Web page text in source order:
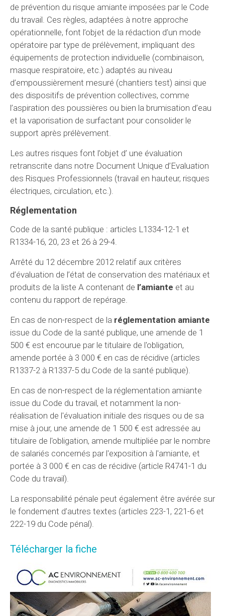
de prévention du risque amiante imposées par le Code
du travail. Ces règles, adaptées à notre approche
opérationnelle, font l’objet de la rédaction d’un mode
opératoire par type de prélèvement, impliquant des
équipements de protection individuelle (combinaison,
masque respiratoire, etc.) adaptés au niveau
d’empoussièrement mesuré (chantiers test) ainsi que
des dispositifs de prévention collectives, comme
l’aspiration des poussières ou bien la brumisation d’eau
et la vaporisation de surfactant pour consolider le
support après prélèvement.
Les autres risques font l’objet d’ une évaluation
retranscrite dans notre Document Unique d’Evaluation
des Risques Professionnels (travail en hauteur, risques
électriques, circulation, etc.).
Réglementation
Code de la santé publique : articles L1334-12-1 et
R1334-16, 20, 23 et 26 à 29-4.
Arrêté du 12 décembre 2012 relatif aux critères
d’évaluation de l’état de conservation des matériaux et
produits de la liste A contenant de l’amiante et au
contenu du rapport de repérage.
En cas de non-respect de la réglementation amiante
issue du Code de la santé publique, une amende de 1
500 € est encourue par le titulaire de l'obligation,
amende portée à 3 000 € en cas de récidive (articles
R1337-2 à R1337-5 du Code de la santé publique).
En cas de non-respect de la réglementation amiante
issue du Code du travail, et notamment la non-
réalisation de l'évaluation initiale des risques ou de sa
mise à jour, une amende de 1 500 € est adressée au
titulaire de l'obligation, amende multipliée par le nombre
de salariés concernés par l'exposition à l'amiante, et
portée à 3 000 € en cas de récidive (article R4741-1 du
Code du travail).
La responsabilité pénale peut également être avérée sur
le fondement d’autres textes (articles 223-1, 221-6 et
222-19 du Code pénal).
Télécharger la fiche